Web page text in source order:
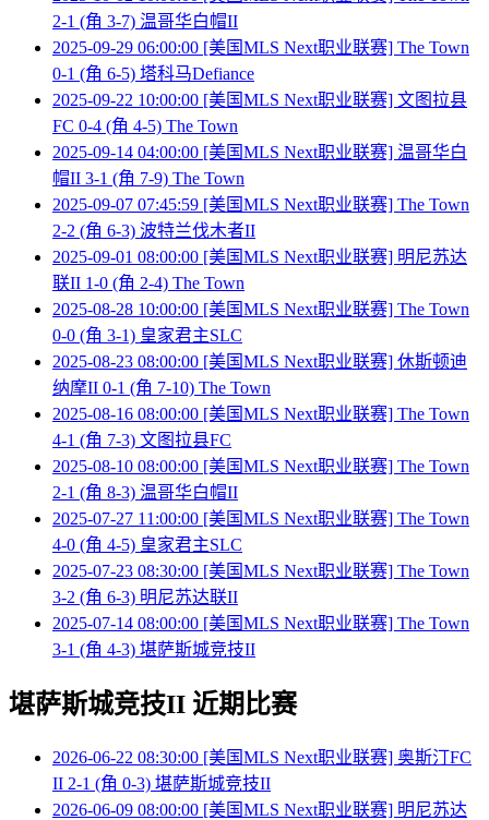
2-1 (角 3-7) 温哥华白帽II
2025-09-29 06:00:00 [美国MLS Next职业联赛] The Town
0-1 (角 6-5) 塔科马Defiance
2025-09-22 10:00:00 [美国MLS Next职业联赛] 文图拉县
FC 0-4 (角 4-5) The Town
2025-09-14 04:00:00 [美国MLS Next职业联赛] 温哥华白
帽II 3-1 (角 7-9) The Town
2025-09-07 07:45:59 [美国MLS Next职业联赛] The Town
2-2 (角 6-3) 波特兰伐木者II
2025-09-01 08:00:00 [美国MLS Next职业联赛] 明尼苏达
联II 1-0 (角 2-4) The Town
2025-08-28 10:00:00 [美国MLS Next职业联赛] The Town
0-0 (角 3-1) 皇家君主SLC
2025-08-23 08:00:00 [美国MLS Next职业联赛] 休斯顿迪
纳摩II 0-1 (角 7-10) The Town
2025-08-16 08:00:00 [美国MLS Next职业联赛] The Town
4-1 (角 7-3) 文图拉县FC
2025-08-10 08:00:00 [美国MLS Next职业联赛] The Town
2-1 (角 8-3) 温哥华白帽II
2025-07-27 11:00:00 [美国MLS Next职业联赛] The Town
4-0 (角 4-5) 皇家君主SLC
2025-07-23 08:30:00 [美国MLS Next职业联赛] The Town
3-2 (角 6-3) 明尼苏达联II
2025-07-14 08:00:00 [美国MLS Next职业联赛] The Town
3-1 (角 4-3) 堪萨斯城竞技II
堪萨斯城竞技II 近期比赛
2026-06-22 08:30:00 [美国MLS Next职业联赛] 奥斯汀FC
II 2-1 (角 0-3) 堪萨斯城竞技II
2026-06-09 08:00:00 [美国MLS Next职业联赛] 明尼苏达